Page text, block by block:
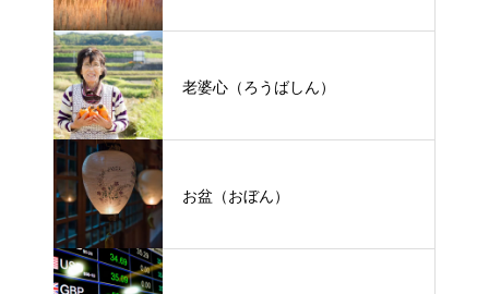
老婆心（ろうばしん）
お盆（おぼん）